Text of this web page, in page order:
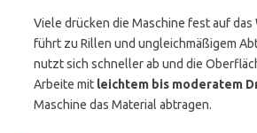
Viele drücken die Maschine fest auf das
führt zu Rillen und ungleichmäßigem
nutzt sich schneller ab und die
Arbeite mit leichtem bis moderatem
Maschine das Material abtragen.